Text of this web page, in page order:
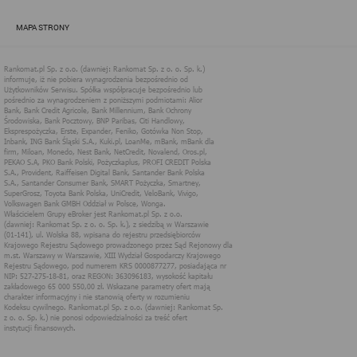
MAPA STRONY
dostosowanie usług, świadczonych w ramach serwisu do potrzeb
Więcej informacji na temat stosowania technologii cookies w
serwisie dostępne jest w Polityce Cookies.
Polityka Cookies serwisów
internetowych spółki Rankomat.pl Sp. z
o.o. (dawniej: Rankomat Sp. z o. o. Sp.
k.)
Rankomat.pl Sp. z o.o. (dawniej: Rankomat Sp. z o. o. Sp. k.), z
siedzibą w Warszawie (01-141), ul. Wolska 88, wpisana do rejestru
przedsiębiorców Krajowego Rejestru Sądowego prowadzonego
przez Sąd Rejonowy dla m.st. Warszawy w Warszawie, XIII
Wydział Gospodarczy Krajowego Rejestru Sądowego, pod
numerem KRS 0000877277, posiadająca nr NIP: 527-275-18-81,
oraz REGON: 363096183, zwana dalej "Rankomat" wykorzystuje
na swoich stronach internetowych technologię "cookies".
Zasady wykorzystania informacji dostarczonych przez
użytkownika w ramach technologii cookies w trakcie korzystania
ze stron internetowych i Rankomat określa niniejszy dokument.
Każdy użytkownik serwisów Rankomat proszony jest o